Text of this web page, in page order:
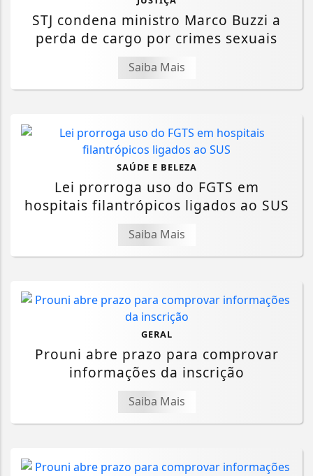
STJ condena ministro Marco Buzzi a
perda de cargo por crimes sexuais
Saiba Mais
SAÚDE E BELEZA
Lei prorroga uso do FGTS em
hospitais filantrópicos ligados ao SUS
Saiba Mais
GERAL
Prouni abre prazo para comprovar
informações da inscrição
Saiba Mais